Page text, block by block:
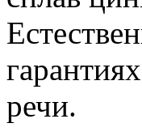
речи.